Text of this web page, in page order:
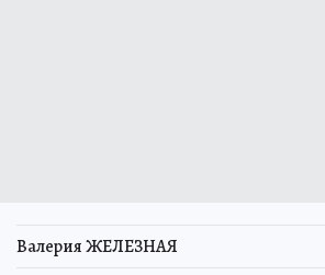
Валерия ЖЕЛЕЗНАЯ